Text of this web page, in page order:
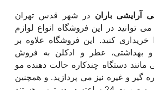
آرایشی باران در شهر قدس تهران
توانید در این فروشگاه انواع لوازم
خریداری کنید. این فروشگاه علاوه بر
و بهداشتی، عطر و ادکلن به فروش
مانند دستگاه چندکاره حالت دهنده مو
گیر و غیره نیز می پردازید. و همچنین